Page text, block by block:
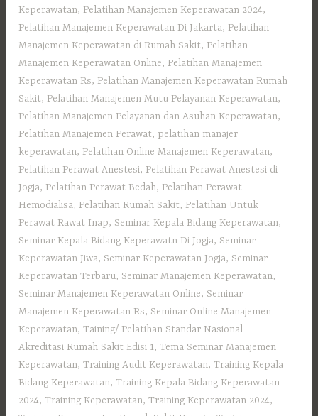
Keperawatan, Pelatihan Manajemen Keperawatan 2024,
Pelatihan Manajemen Keperawatan Di Jakarta, Pelatihan
Manajemen Keperawatan di Rumah Sakit, Pelatihan
Manajemen Keperawatan Online, Pelatihan Manajemen
Keperawatan Rs, Pelatihan Manajemen Keperawatan Rumah
Sakit, Pelatihan Manajemen Mutu Pelayanan Keperawatan,
Pelatihan Manajemen Pelayanan dan Asuhan Keperawatan,
Pelatihan Manajemen Perawat, pelatihan manajer
keperawatan, Pelatihan Online Manajemen Keperawatan,
Pelatihan Perawat Anestesi, Pelatihan Perawat Anestesi di
Jogja, Pelatihan Perawat Bedah, Pelatihan Perawat
Hemodialisa, Pelatihan Rumah Sakit‎, Pelatihan Untuk
Perawat Rawat Inap, Seminar Kepala Bidang Keperawatan,
Seminar Kepala Bidang Keperawatn Di Jogja, Seminar
Keperawatan Jiwa, Seminar Keperawatan Jogja, Seminar
Keperawatan Terbaru, Seminar Manajemen Keperawatan,
Seminar Manajemen Keperawatan Online, Seminar
Manajemen Keperawatan Rs, Seminar Online Manajemen
Keperawatan,Taining/ Pelatihan Standar Nasional
Akreditasi Rumah Sakit Edisi 1,Tema Seminar Manajemen
Keperawatan,Training Audit Keperawatan,Training Kepala
Bidang Keperawatan,Training Kepala Bidang Keperawatan
2024,Training Keperawatan,Training Keperawatan 2024,